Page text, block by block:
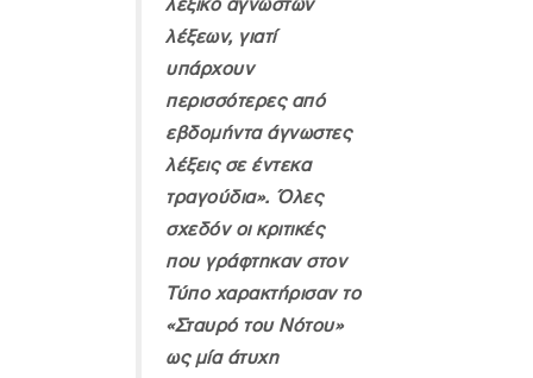
λεξικό άγνωστων
λέξεων, γιατί
υπάρχουν
περισσότερες από
εβδομήντα άγνωστες
λέξεις σε έντεκα
τραγούδια». Όλες
σχεδόν οι κριτικές
που γράφτηκαν στον
Τύπο χαρακτήρισαν το
«Σταυρό του Νότου»
ως μία άτυχη